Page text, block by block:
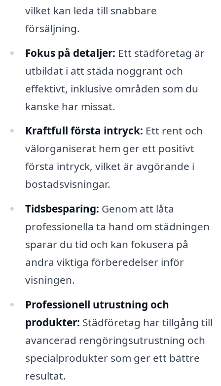
vilket kan leda till snabbare
försäljning.
Fokus på detaljer: Ett städföretag är
utbildat i att städa noggrant och
effektivt, inklusive områden som du
kanske har missat.
Kraftfull första intryck: Ett rent och
välorganiserat hem ger ett positivt
första intryck, vilket är avgörande i
bostadsvisningar.
Tidsbesparing: Genom att låta
professionella ta hand om städningen
sparar du tid och kan fokusera på
andra viktiga förberedelser inför
visningen.
Professionell utrustning och
produkter: Städföretag har tillgång till
avancerad rengöringsutrustning och
specialprodukter som ger ett bättre
resultat.